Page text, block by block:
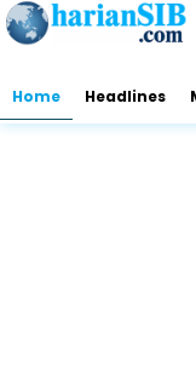
Home Headlines